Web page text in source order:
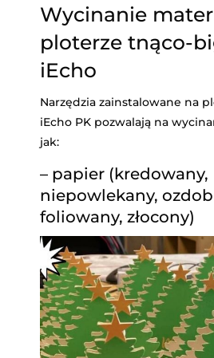
Wycinanie
ploterze tnąco-
iEcho
Narzędzia zainstalowane na
iEcho PK pozwalają na
jak:
– papier (kredowany,
niepowlekany,
foliowany, złocony)